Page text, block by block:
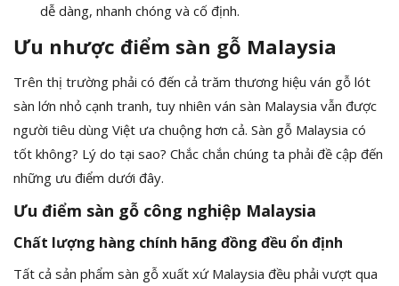
dễ dàng, nhanh chóng và cố định.
Ưu nhược điểm sàn gỗ Malaysia
Trên thị trường phải có đến cả trăm thương hiệu ván gỗ lót
sàn lớn nhỏ cạnh tranh, tuy nhiên ván sàn Malaysia vẫn được
người tiêu dùng Việt ưa chuộng hơn cả. Sàn gỗ Malaysia có
tốt không? Lý do tại sao? Chắc chắn chúng ta phải đề cập đến
những ưu điểm dưới đây.
Ưu điểm sàn gỗ công nghiệp Malaysia
Chất lượng hàng chính hãng đồng đều ổn định
Tất cả sản phẩm sàn gỗ xuất xứ Malaysia đều phải vượt qua